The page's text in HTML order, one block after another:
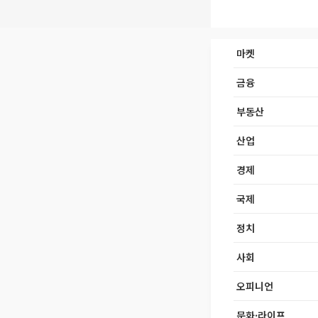
마켓
금융
부동산
산업
경제
국제
정치
사회
오피니언
문화·라이프